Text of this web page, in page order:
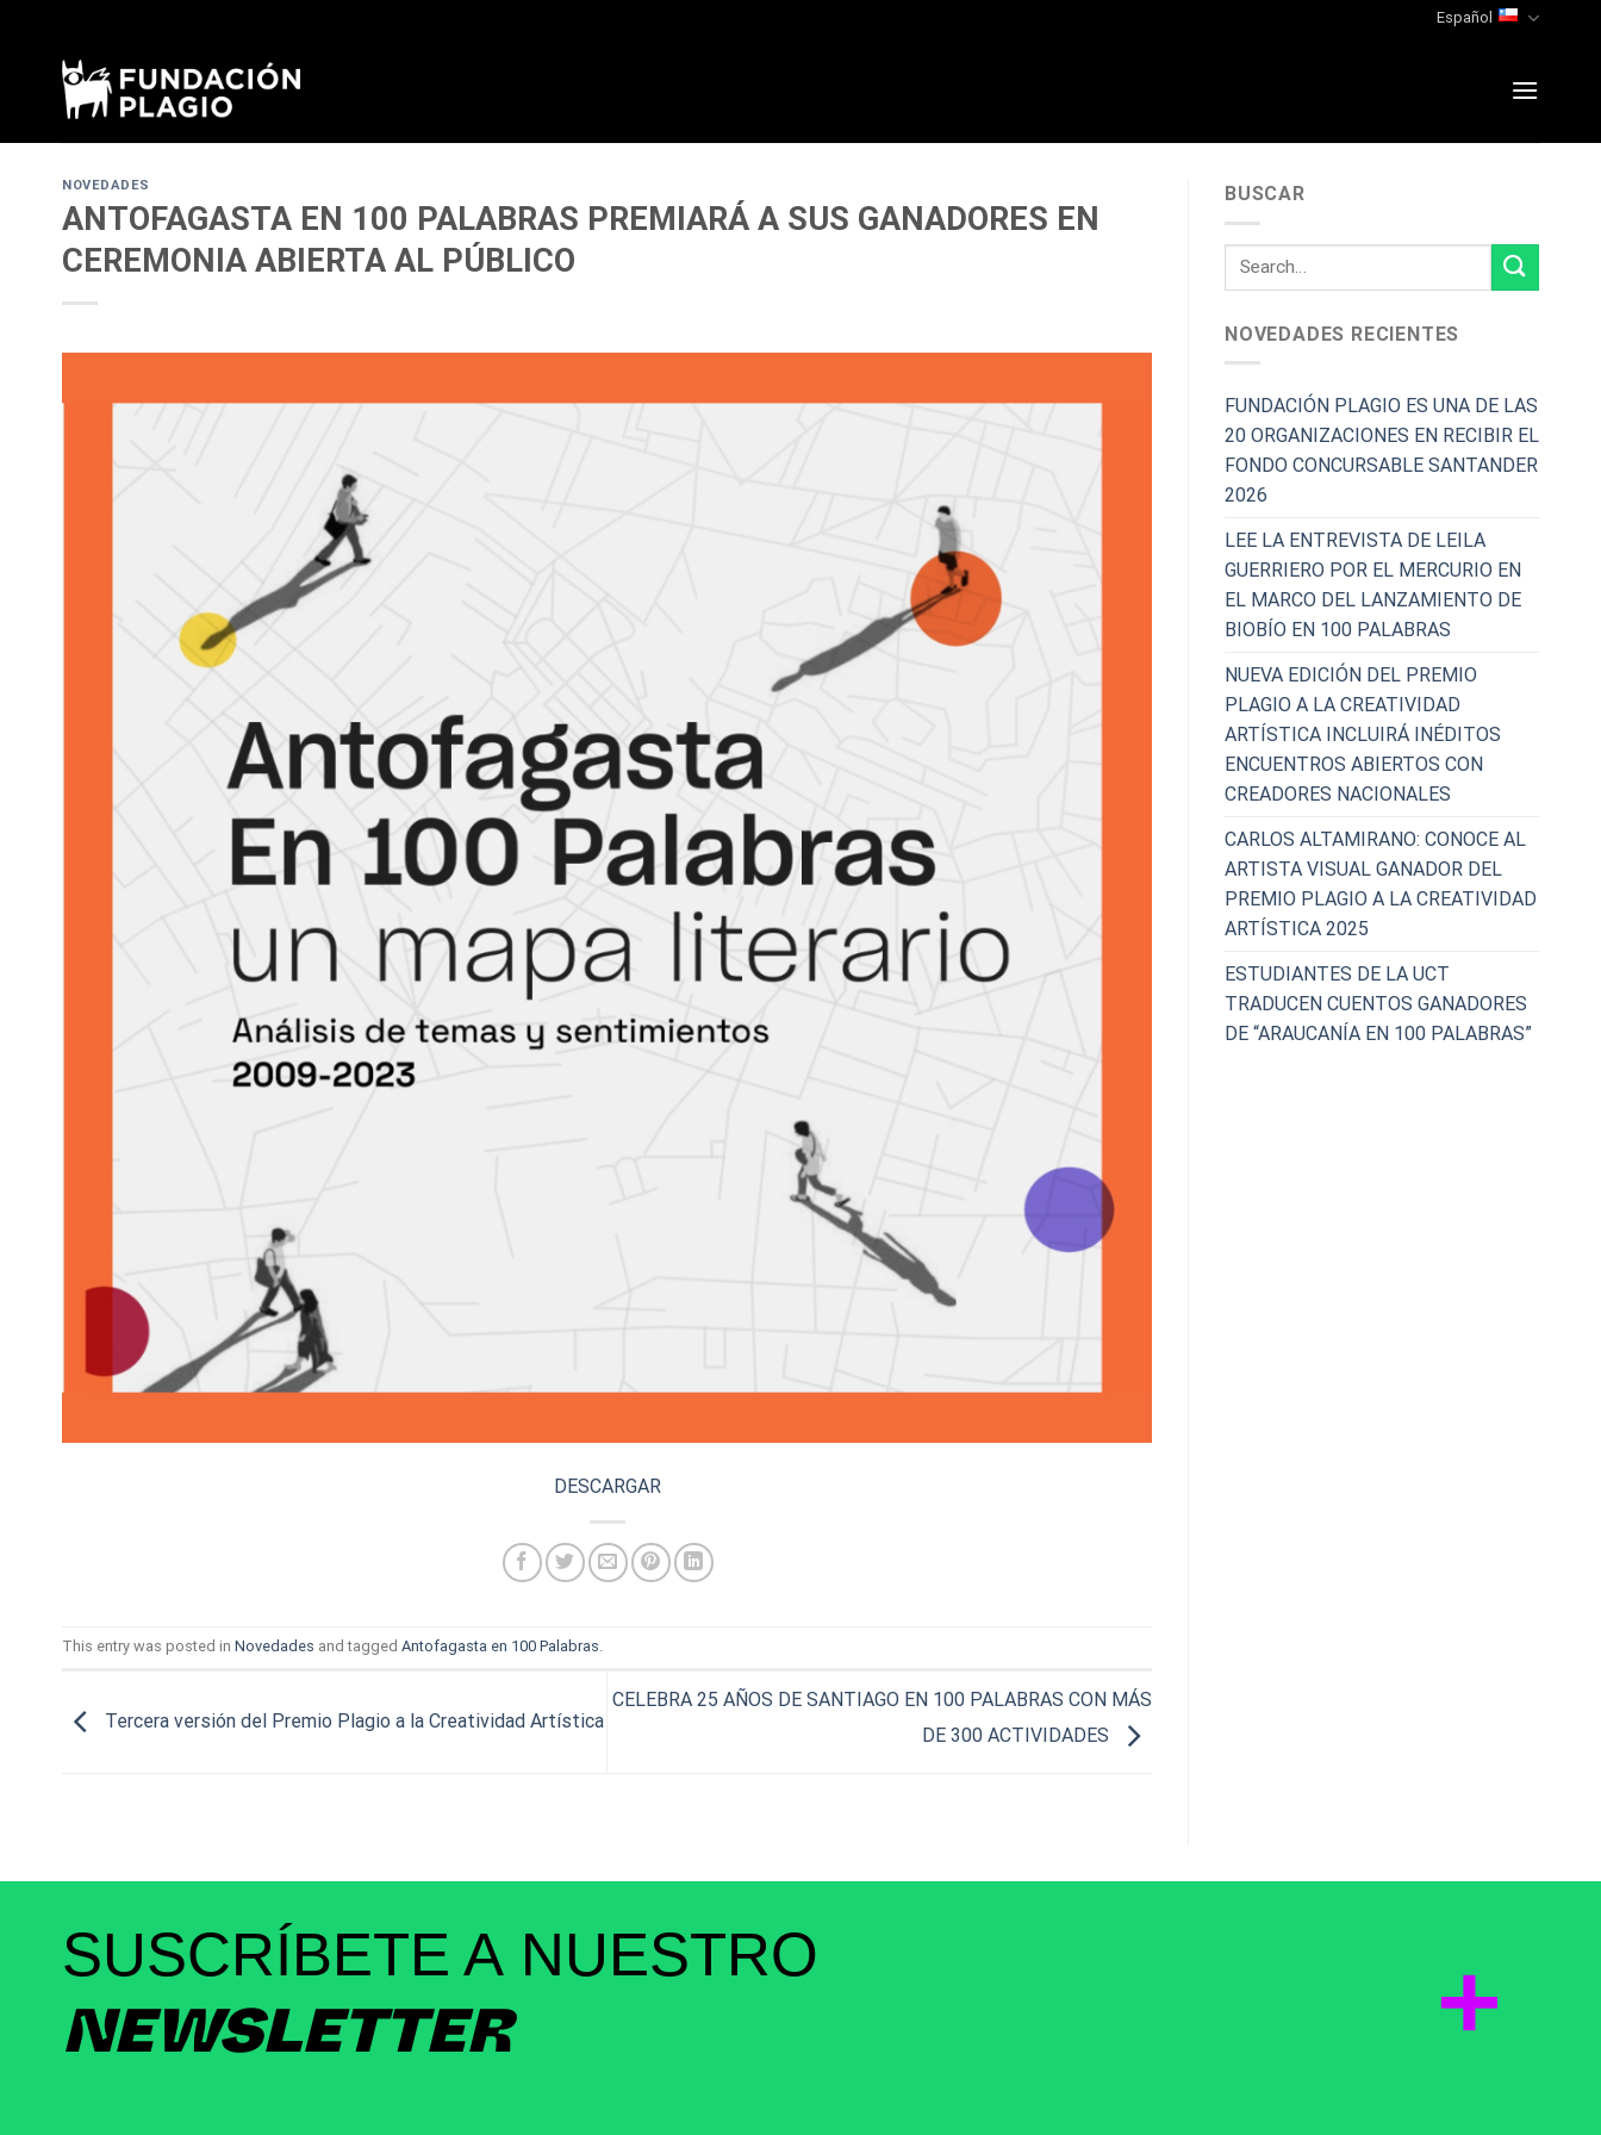
content
Español
NOVEDADES
ANTOFAGASTA EN 100 PALABRAS PREMIARÁ A SUS GANADORES EN
CEREMONIA ABIERTA AL PÚBLICO
DESCARGAR
This entry was posted in Novedades and tagged Antofagasta en 100 Palabras.
Tercera versión del Premio Plagio a la Creatividad Artística
CELEBRA 25 AÑOS DE SANTIAGO EN 100 PALABRAS CON MÁS
DE 300 ACTIVIDADES
BUSCAR
NOVEDADES RECIENTES
FUNDACIÓN PLAGIO ES UNA DE LAS
20 ORGANIZACIONES EN RECIBIR EL
FONDO CONCURSABLE SANTANDER
2026
LEE LA ENTREVISTA DE LEILA
GUERRIERO POR EL MERCURIO EN
EL MARCO DEL LANZAMIENTO DE
BIOBÍO EN 100 PALABRAS
NUEVA EDICIÓN DEL PREMIO
PLAGIO A LA CREATIVIDAD
ARTÍSTICA INCLUIRÁ INÉDITOS
ENCUENTROS ABIERTOS CON
CREADORES NACIONALES
CARLOS ALTAMIRANO: CONOCE AL
ARTISTA VISUAL GANADOR DEL
PREMIO PLAGIO A LA CREATIVIDAD
ARTÍSTICA 2025
ESTUDIANTES DE LA UCT
TRADUCEN CUENTOS GANADORES
DE “ARAUCANÍA EN 100 PALABRAS”
SUSCRÍBETE A NUESTRO
NEWSLETTER